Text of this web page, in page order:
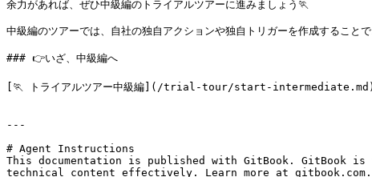
余力があれば、ぜひ中級編のトライアルツアーに進みましょう🏃
中級編のツアーでは、自社の独自アクションや独自トリガーを作成すること
### 👉いざ、中級編へ
[🏃 トライアルツアー中級編](/trial-tour/start-intermediate.md)
---
# Agent Instructions
This documentation is published with GitBook. GitBook is
technical content effectively. Learn more at gitbook.com.